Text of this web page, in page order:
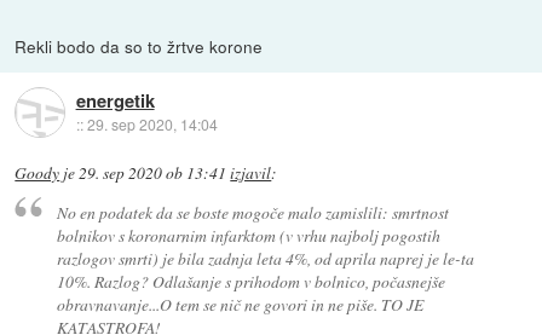
Rekli bodo da so to žrtve korone
energetik
::29. sep 2020, 14:04
Goody je 29. sep 2020 ob 13:41 izjavil:
No en podatek da se boste mogoče malo zamislili: smrtnost
bolnikov s koronarnim infarktom (v vrhu najbolj pogostih
razlogov smrti) je bila zadnja leta 4%, od aprila naprej je le-ta
10%. Razlog? Odlašanje s prihodom v bolnico, počasnejše
obravnavanje...O tem se nič ne govori in ne piše. TO JE
KATASTROFA!